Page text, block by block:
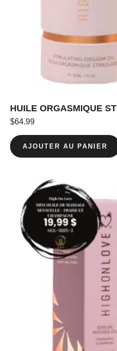
HUILE ORGASMIQUE
$64.99
AJOUTER AU PANIER